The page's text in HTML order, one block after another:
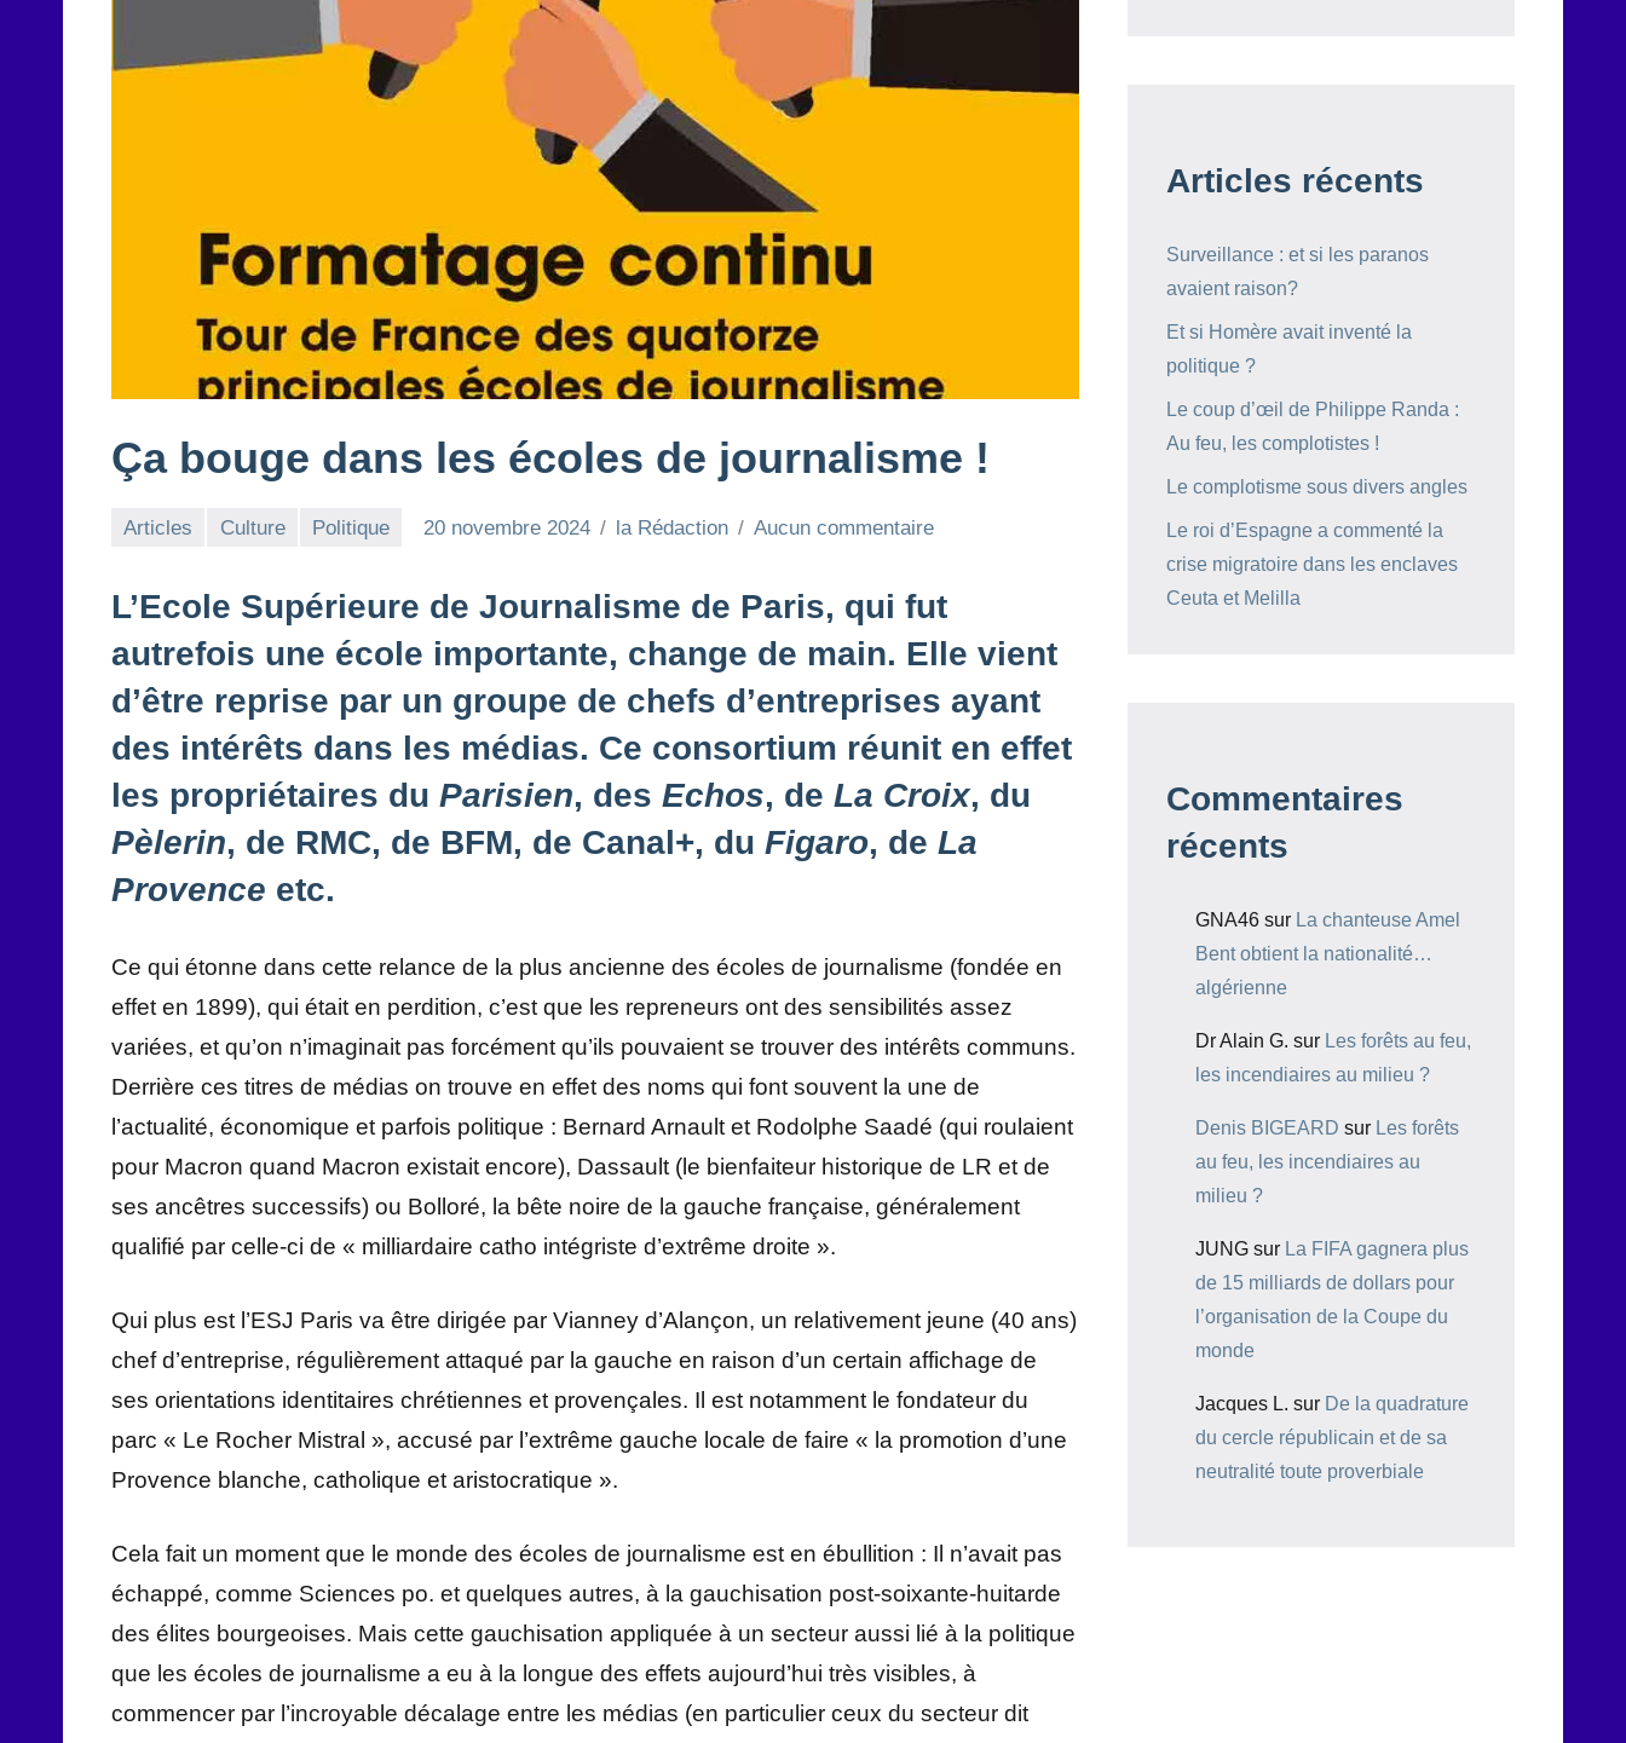
Ça bouge dans les écoles de journalisme !
Articles Culture Politique 20 novembre 2024 la Rédaction Aucun commentaire
L’Ecole Supérieure de Journalisme de Paris, qui fut
autrefois une école importante, change de main. Elle vient
d’être reprise par un groupe de chefs d’entreprises ayant
des intérêts dans les médias. Ce consortium réunit en effet
les propriétaires du Parisien, des Echos, de La Croix, du
Pèlerin, de RMC, de BFM, de Canal+, du Figaro, de La
Provence etc.
Ce qui étonne dans cette relance de la plus ancienne des écoles de journalisme (fondée en
effet en 1899), qui était en perdition, c’est que les repreneurs ont des sensibilités assez
variées, et qu’on n’imaginait pas forcément qu’ils pouvaient se trouver des intérêts communs.
Derrière ces titres de médias on trouve en effet des noms qui font souvent la une de
l’actualité, économique et parfois politique : Bernard Arnault et Rodolphe Saadé (qui roulaient
pour Macron quand Macron existait encore), Dassault (le bienfaiteur historique de LR et de
ses ancêtres successifs) ou Bolloré, la bête noire de la gauche française, généralement
qualifié par celle-ci de « milliardaire catho intégriste d’extrême droite ».
Qui plus est l’ESJ Paris va être dirigée par Vianney d’Alançon, un relativement jeune (40 ans)
chef d’entreprise, régulièrement attaqué par la gauche en raison d’un certain affichage de
ses orientations identitaires chrétiennes et provençales. Il est notamment le fondateur du
parc « Le Rocher Mistral », accusé par l’extrême gauche locale de faire « la promotion d’une
Provence blanche, catholique et aristocratique ».
Cela fait un moment que le monde des écoles de journalisme est en ébullition : Il n’avait pas
échappé, comme Sciences po. et quelques autres, à la gauchisation post-soixante-huitarde
des élites bourgeoises. Mais cette gauchisation appliquée à un secteur aussi lié à la politique
que les écoles de journalisme a eu à la longue des effets aujourd’hui très visibles, à
commencer par l’incroyable décalage entre les médias (en particulier ceux du secteur dit
Articles récents
Surveillance : et si les paranos
avaient raison?
Et si Homère avait inventé la
politique ?
Le coup d’œil de Philippe Randa :
Au feu, les complotistes !
Le complotisme sous divers angles
Le roi d’Espagne a commenté la
crise migratoire dans les enclaves
Ceuta et Melilla
Commentaires
récents
GNA46 sur La chanteuse Amel
Bent obtient la nationalité…
algérienne
Dr Alain G. sur Les forêts au feu,
les incendiaires au milieu ?
Denis BIGEARD sur Les forêts
au feu, les incendiaires au
milieu ?
JUNG sur La FIFA gagnera plus
de 15 milliards de dollars pour
l’organisation de la Coupe du
monde
Jacques L. sur De la quadrature
du cercle républicain et de sa
neutralité toute proverbiale